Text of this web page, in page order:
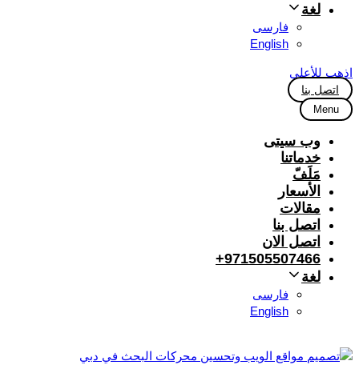
لغة
فارسی
English
اذهب للأعلى
اتصل بنا
Menu
وب سیتی
خدماتنا
مَلَفّ
الأسعار
مقالات
اتصل بنا
اتصل الان
971505507466+
لغة
فارسی
English